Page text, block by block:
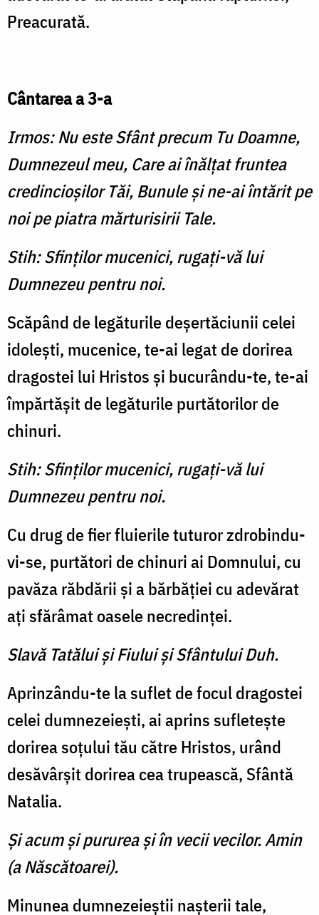
Preacurată.
Cântarea a 3-a
Irmos: Nu este Sfânt precum Tu Doamne,
Dumnezeul meu, Care ai înălţat fruntea
credincioşilor Tăi, Bunule şi ne-ai întărit pe
noi pe piatra mărturisirii Tale.
Stih: Sfinţilor mucenici, rugaţi-vă lui
Dumnezeu pentru noi.
Scăpând de legăturile deşertăciunii celei
idoleşti, mucenice, te-ai legat de dorirea
dragostei lui Hristos şi bucurându-te, te-ai
împărtăşit de legăturile purtătorilor de
chinuri.
Stih: Sfinţilor mucenici, rugaţi-vă lui
Dumnezeu pentru noi.
Cu drug de fier fluierile tuturor zdrobindu-
vi-se, purtători de chinuri ai Domnului, cu
pavăza răbdării şi a bărbăţiei cu adevărat
aţi sfărâmat oasele necredinţei.
Slavă Tatălui şi Fiului şi Sfântului Duh.
Aprinzându-te la suflet de focul dragostei
celei dumnezeieşti, ai aprins sufleteşte
dorirea soţului tău către Hristos, urând
desăvârşit dorirea cea trupească, Sfântă
Natalia.
Şi acum şi pururea şi în vecii vecilor. Amin
(a Născătoarei).
Minunea dumnezeieştii naşterii tale,